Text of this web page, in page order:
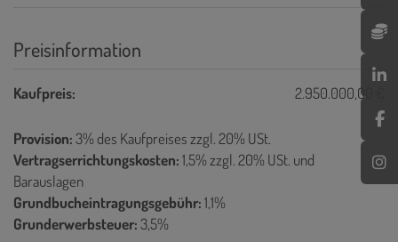
Preisinformation
Kaufpreis: 2.950.000,00 €
Provision:3% des Kaufpreises zzgl. 20% USt.
Vertragserrichtungskosten:1,5% zzgl. 20% USt. und
Barauslagen
Grundbucheintragungsgebühr:1,1%
Grunderwerbsteuer:3,5%